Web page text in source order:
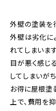
外壁の塗装を
外壁は劣化に
れてしまいま
目が悪く感じ
してしまいが
お得に屋根塗
上で、費用を